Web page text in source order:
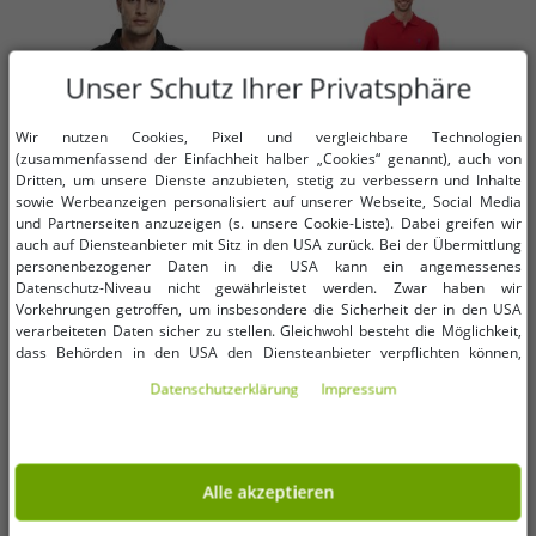
Verfügbare Größen
S M L
klassisches Build Your Brand
B9373 Schwarz
In den Warenkorb
Verfügbare Größen
L
U.S. POLO ASSN. Herren Polo-Shirt
Rot/Blau
Unser Schutz Ihrer Privatsphäre
Wir nutzen Cookies, Pixel und vergleichbare Technologien
(zusammenfassend der Einfachheit halber „Cookies“ genannt), auch von
Dritten, um unsere Dienste anzubieten, stetig zu verbessern und Inhalte
sowie Werbeanzeigen personalisiert auf unserer Webseite, Social Media
und Partnerseiten anzuzeigen (s. unsere Cookie-Liste). Dabei greifen wir
auch auf Diensteanbieter mit Sitz in den USA zurück. Bei der Übermittlung
personenbezogener Daten in die USA kann ein angemessenes
Datenschutz-Niveau nicht gewährleistet werden. Zwar haben wir
Vorkehrungen getroffen, um insbesondere die Sicherheit der in den USA
verarbeiteten Daten sicher zu stellen. Gleichwohl besteht die Möglichkeit,
dass Behörden in den USA den Diensteanbieter verpflichten können,
im Einzelfall auf Basis entsprechender US-Gesetzgebung, ein wirksamer
Zugriff informiert wirst. Mit Deiner Einwilligung gem. Art. 49 Abs. 1 lit. a
DSGVO erklärst Du Dich in die Übermittlung in die USA für einverstanden
(s.a. unsere Datenschutzerklärung). Du hast die Wahl, ob nur notwendige
Cookies verwendet werden sollen oder ob Du darüber hinaus weitere
Daten­schutz­erklärung Impressum
Alle akzeptieren